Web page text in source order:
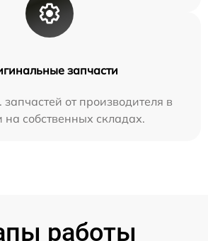
запчасти
от производителя в
на собственных складах.
работы